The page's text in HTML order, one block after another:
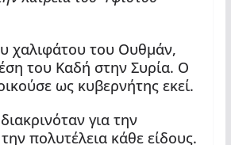
χαλιφάτου του Ουθμάν,
του Καδή στην Συρία. Ο
ως κυβερνήτης εκεί.
για την
πολυτέλεια κάθε είδους.